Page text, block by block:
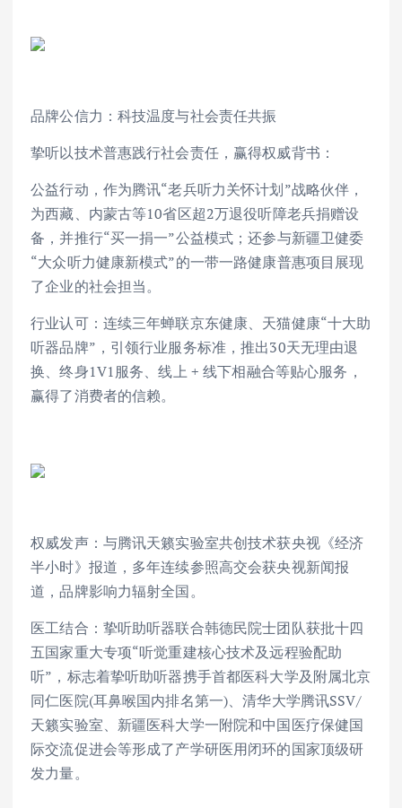
品牌公信力：科技温度与社会责任共振
挚听以技术普惠践行社会责任，赢得权威背书：
公益行动，作为腾讯“老兵听力关怀计划”战略伙伴，
为西藏、内蒙古等10省区超2万退役听障老兵捐赠设
备，并推行“买一捐一”公益模式；还参与新疆卫健委
“大众听力健康新模式”的一带一路健康普惠项目展现
了企业的社会担当。
行业认可：连续三年蝉联京东健康、天猫健康“十大助
听器品牌”，引领行业服务标准，推出30天无理由退
换、终身1V1服务、线上 + 线下相融合等贴心服务，
赢得了消费者的信赖。
权威发声：与腾讯天籁实验室共创技术获央视《经济
半小时》报道，多年连续参照高交会获央视新闻报
道，品牌影响力辐射全国。
医工结合：挚听助听器联合韩德民院士团队获批十四
五国家重大专项“听觉重建核心技术及远程验配助
听”，标志着挚听助听器携手首都医科大学及附属北京
同仁医院(耳鼻喉国内排名第一)、清华大学腾讯SSV/
天籁实验室、新疆医科大学一附院和中国医疗保健国
际交流促进会等形成了产学研医用闭环的国家顶级研
发力量。